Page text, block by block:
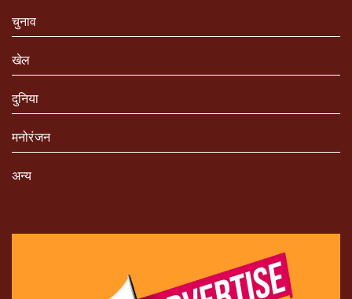
चुनाव
खेल
दुनिया
मनोरंजन
अन्य